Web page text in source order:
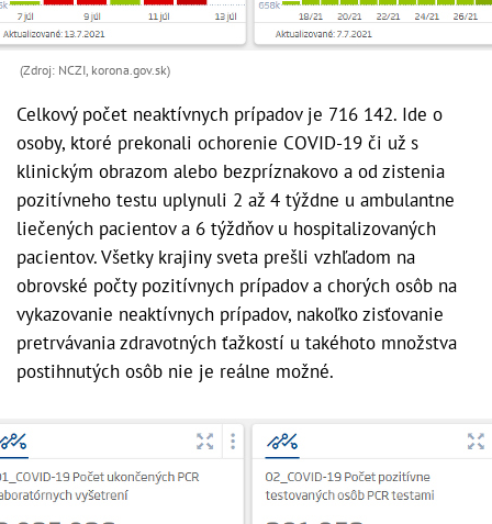
(Zdroj: NCZI, korona.gov.sk)
Celkový počet neaktívnych prípadov je 716 142. Ide o
osoby, ktoré prekonali ochorenie COVID-19 či už s
klinickým obrazom alebo bezpríznakovo a od zistenia
pozitívneho testu uplynuli 2 až 4 týždne u ambulantne
liečených pacientov a 6 týždňov u hospitalizovaných
pacientov. Všetky krajiny sveta prešli vzhľadom na
obrovské počty pozitívnych prípadov a chorých osôb na
vykazovanie neaktívnych prípadov, nakoľko zisťovanie
pretrvávania zdravotných ťažkostí u takéhoto množstva
postihnutých osôb nie je reálne možné.